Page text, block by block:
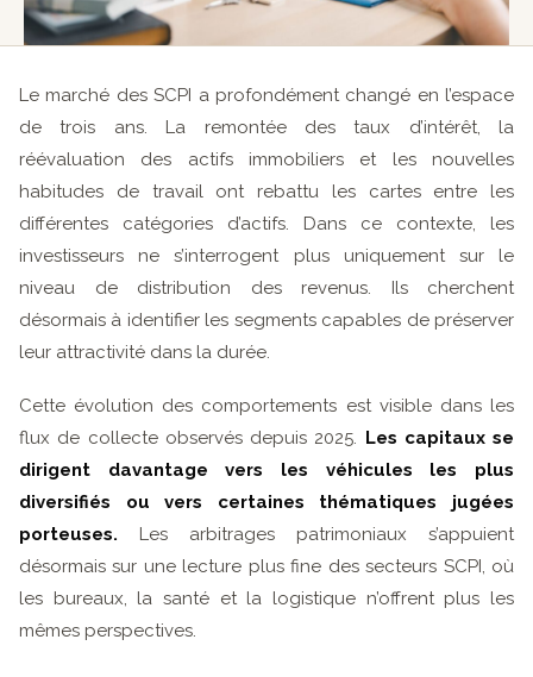
Le marché des SCPI a profondément changé en l’espace
de trois ans. La remontée des taux d’intérêt, la
réévaluation des actifs immobiliers et les nouvelles
habitudes de travail ont rebattu les cartes entre les
différentes catégories d’actifs. Dans ce contexte, les
investisseurs ne s’interrogent plus uniquement sur le
niveau de distribution des revenus. Ils cherchent
désormais à identifier les segments capables de préserver
leur attractivité dans la durée.
Cette évolution des comportements est visible dans les
flux de collecte observés depuis 2025. Les capitaux se
dirigent davantage vers les véhicules les plus
diversifiés ou vers certaines thématiques jugées
porteuses. Les arbitrages patrimoniaux s’appuient
désormais sur une lecture plus fine des secteurs SCPI, où
les bureaux, la santé et la logistique n’offrent plus les
mêmes perspectives.